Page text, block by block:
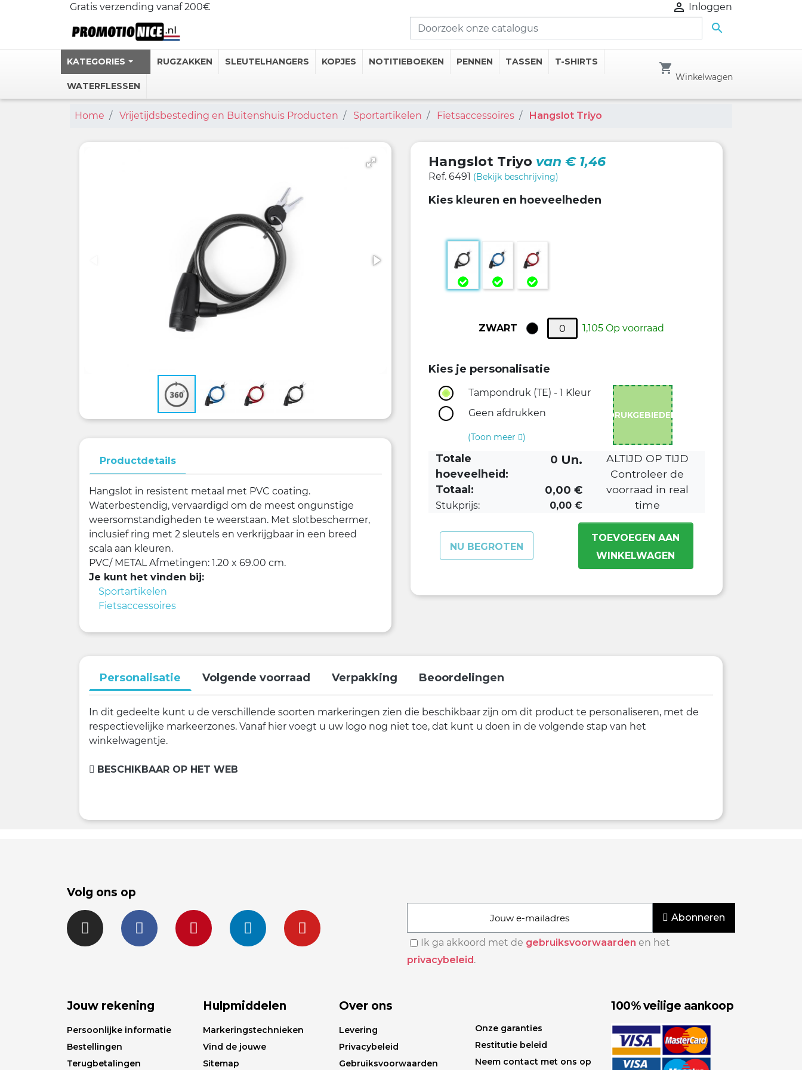
Gratis verzending vanaf 200€  Inloggen

KATEGORIES
Gepersonaliseerde Kopjes
Bekijk meer drankcategorieën
RUGZAKKEN SLEUTELHANGERS KOPJES NOTITIEBOEKEN PENNEN TASSEN T-SHIRTS
WATERFLESSEN
shopping_cart
Winkelwagen
Home Vrijetijdsbesteding en Buitenshuis Producten Sportartikelen Fietsaccessoires Hangslot Triyo
Hangslot Triyo van € 1,46
Ref. 6491 (Bekijk beschrijving)
Kies kleuren en hoeveelheden
ZWART 1,105 Op voorraad
Kies je personalisatie
Tampondruk (TE) - 1 Kleur
Geen afdrukken
(Toon meer )
DRUKGEBIEDEN
Totale
hoeveelheid:
0 Un.
Totaal: 0,00 €
Stukprijs: 0,00 €
ALTIJD OP TIJD
Controleer de
voorraad in real
time
NU BEGROTEN
TOEVOEGEN AAN
WINKELWAGEN
Productdetails
Hangslot in resistent metaal met PVC coating.
Waterbestendig, vervaardigd om de meest ongunstige
weersomstandigheden te weerstaan. Met slotbeschermer,
inclusief ring met 2 sleutels en verkrijgbaar in een breed
scala aan kleuren.
PVC/ METALAfmetingen: 1.20 x 69.00 cm.
Je kunt het vinden bij:
Sportartikelen
Fietsaccessoires
Personalisatie Volgende voorraad Verpakking Beoordelingen
In dit gedeelte kunt u de verschillende soorten markeringen zien die beschikbaar zijn om dit product te personaliseren, met de
respectievelijke markeerzones. Vanaf hier voegt u uw logo nog niet toe, dat kunt u doen in de volgende stap van het
winkelwagentje.
BESCHIKBAAR OP HET WEB
Volg ons op
Abonneren
Ik ga akkoord met de gebruiksvoorwaarden en het
privacybeleid.
Jouw rekening
Persoonlijke informatie
Bestellingen
Terugbetalingen
Hulpmiddelen
Markeringstechnieken
Vind de jouwe
Sitemap
Over ons
Levering
Privacybeleid
Gebruiksvoorwaarden
Onze garanties
Restitutie beleid
Neem contact met ons op
100% veilige aankoop